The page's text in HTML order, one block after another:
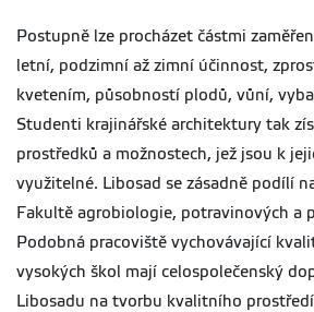
Postupně lze procházet částmi
letní, podzimní až zimní účinnost,
kvetením, působností plodů, vůní,
Studenti krajinářské architektury tak
prostředků a možnostech, jež jsou k
využitelné. Libosad se zásadně podílí
Fakultě agrobiologie, potravinových a
Podobná pracoviště vychovávající
vysokých škol mají celospolečenský
Libosadu na tvorbu kvalitního